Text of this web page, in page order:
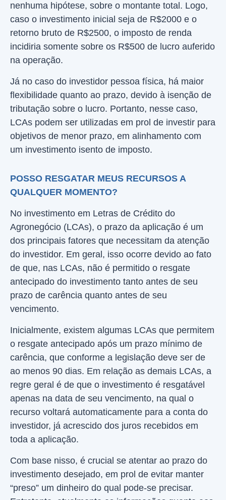
nenhuma hipótese, sobre o montante total. Logo,
caso o investimento inicial seja de R$2000 e o
retorno bruto de R$2500, o imposto de renda
incidiria somente sobre os R$500 de lucro auferido
na operação.
Já no caso do investidor pessoa física, há maior
flexibilidade quanto ao prazo, devido à isenção de
tributação sobre o lucro. Portanto, nesse caso,
LCAs podem ser utilizadas em prol de investir para
objetivos de menor prazo, em alinhamento com
um investimento isento de imposto.
POSSO RESGATAR MEUS RECURSOS A
QUALQUER MOMENTO?
No investimento em Letras de Crédito do
Agronegócio (LCAs), o prazo da aplicação é um
dos principais fatores que necessitam da atenção
do investidor. Em geral, isso ocorre devido ao fato
de que, nas LCAs, não é permitido o resgate
antecipado do investimento tanto antes de seu
prazo de carência quanto antes de seu
vencimento.
Inicialmente, existem algumas LCAs que permitem
o resgate antecipado após um prazo mínimo de
carência, que conforme a legislação deve ser de
ao menos 90 dias. Em relação as demais LCAs, a
regre geral é de que o investimento é resgatável
apenas na data de seu vencimento, na qual o
recurso voltará automaticamente para a conta do
investidor, já acrescido dos juros recebidos em
toda a aplicação.
Com base nisso, é crucial se atentar ao prazo do
investimento desejado, em prol de evitar manter
“preso” um dinheiro do qual pode-se precisar.